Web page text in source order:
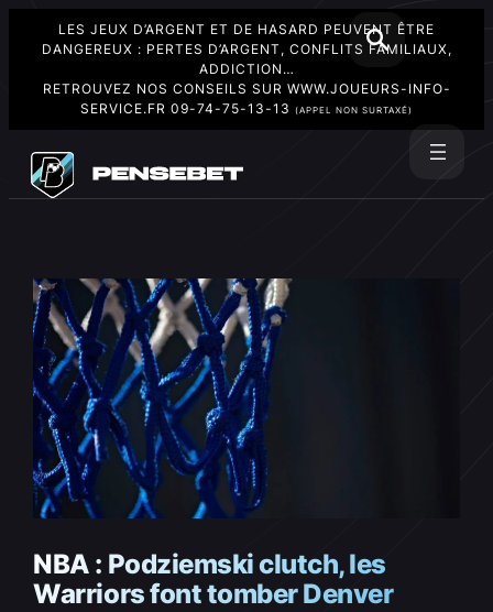
LES JEUX D’ARGENT ET DE HASARD PEUVENT ÊTRE
DANGEREUX : PERTES D’ARGENT, CONFLITS FAMILIAUX,
ADDICTION…
RETROUVEZ NOS CONSEILS SUR WWW.JOUEURS-INFO-
SERVICE.FR 09-74-75-13-13 (APPEL NON SURTAXÉ)
contenu
NBA : Podziemski clutch, les
Warriors font tomber Denver